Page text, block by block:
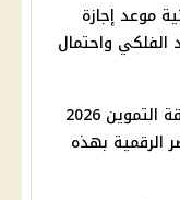
موعد إجازة
الفلكي واحتمال
إضافة المواليد على بطاقة التموين 2026
الرقمية بهذه